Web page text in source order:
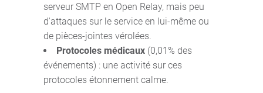
serveur SMTP en Open Relay, mais peu
d'attaques sur le service en lui-même ou
de pièces-jointes vérolées.
Protocoles médicaux (0,01% des
événements) : une activité sur ces
protocoles étonnement calme.